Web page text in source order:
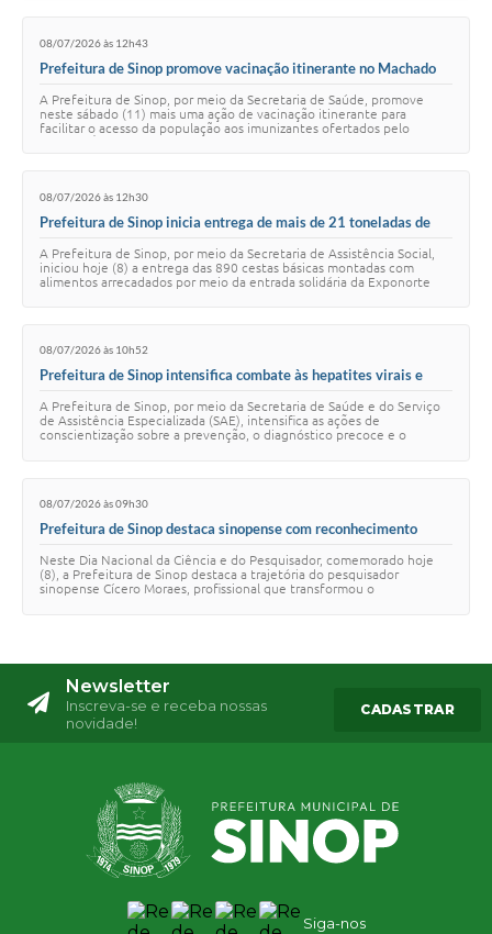
08/07/2026 às 12h43
Prefeitura de Sinop promove vacinação itinerante no Machado
A Prefeitura de Sinop, por meio da Secretaria de Saúde, promove
neste sábado (11) mais uma ação de vacinação itinerante para
facilitar o acesso da população aos imunizantes ofertados pelo
08/07/2026 às 12h30
Prefeitura de Sinop inicia entrega de mais de 21 toneladas de
A Prefeitura de Sinop, por meio da Secretaria de Assistência Social,
iniciou hoje (8) a entrega das 890 cestas básicas montadas com
alimentos arrecadados por meio da entrada solidária da Exponorte
08/07/2026 às 10h52
Prefeitura de Sinop intensifica combate às hepatites virais e
A Prefeitura de Sinop, por meio da Secretaria de Saúde e do Serviço
de Assistência Especializada (SAE), intensifica as ações de
conscientização sobre a prevenção, o diagnóstico precoce e o
08/07/2026 às 09h30
Prefeitura de Sinop destaca sinopense com reconhecimento
Neste Dia Nacional da Ciência e do Pesquisador, comemorado hoje
(8), a Prefeitura de Sinop destaca a trajetória do pesquisador
sinopense Cícero Moraes, profissional que transformou o
Newsletter
Inscreva-se e receba nossas
novidade!
CADASTRAR
Siga-nos